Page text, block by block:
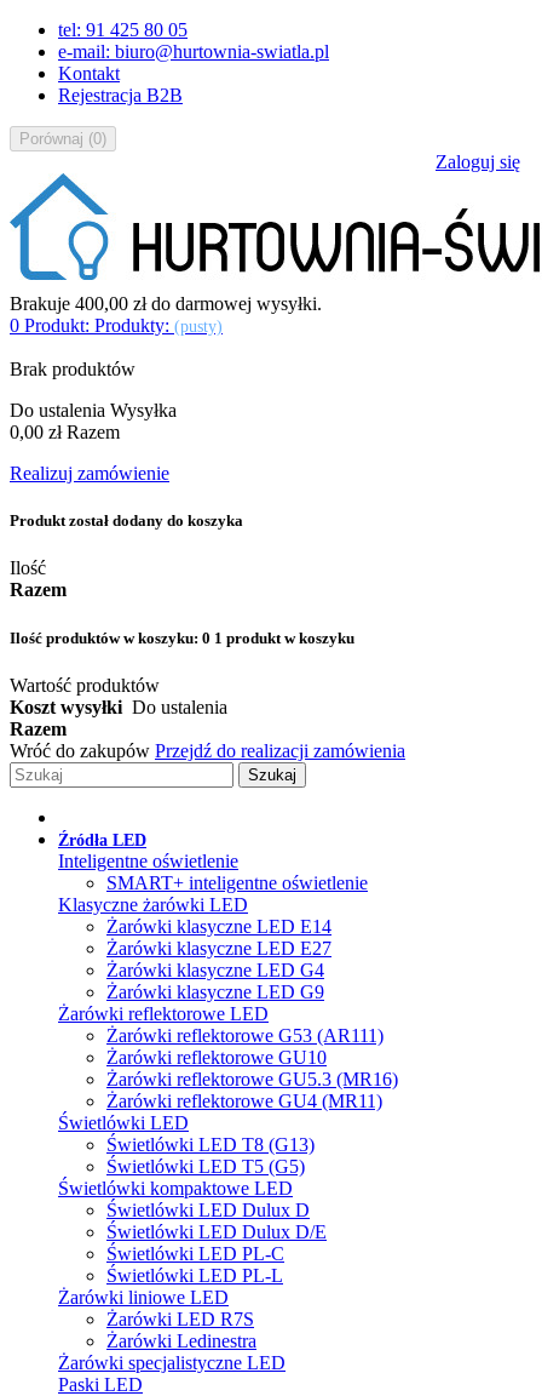
tel: 91 425 80 05
e-mail: biuro@hurtownia-swiatla.pl
Kontakt
Rejestracja B2B
Porównaj (0)
Zaloguj się
Brakuje 400,00 złdo darmowej wysyłki.
0 Produkt: Produkty: (pusty)
Brak produktów
Do ustalenia Wysyłka
0,00 zł Razem
Realizuj zamówienie
Produkt został dodany do koszyka
Ilość
Razem
Ilość produktów w koszyku: 0 1 produkt w koszyku
Wartość produktów
Koszt wysyłki Do ustalenia
Razem
Wróć do zakupów Przejdź do realizacji zamówienia
Szukaj
Źródła LED
Inteligentne oświetlenie
SMART+ inteligentne oświetlenie
Klasyczne żarówki LED
Żarówki klasyczne LED E14
Żarówki klasyczne LED E27
Żarówki klasyczne LED G4
Żarówki klasyczne LED G9
Żarówki reflektorowe LED
Żarówki reflektorowe G53 (AR111)
Żarówki reflektorowe GU10
Żarówki reflektorowe GU5.3 (MR16)
Żarówki reflektorowe GU4 (MR11)
Świetlówki LED
Świetlówki LED T8 (G13)
Świetlówki LED T5 (G5)
Świetlówki kompaktowe LED
Świetlówki LED Dulux D
Świetlówki LED Dulux D/E
Świetlówki LED PL-C
Świetlówki LED PL-L
Żarówki liniowe LED
Żarówki LED R7S
Żarówki Ledinestra
Żarówki specjalistyczne LED
Paski LED